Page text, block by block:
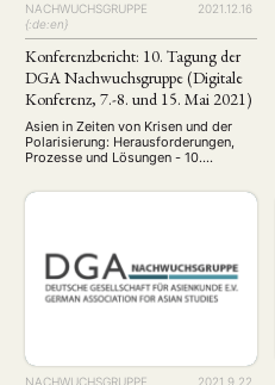
NACHWUCHSGRUPPE
2021.12.16
{:de:en}
Konferenzbericht: 10. Tagung der
DGA Nachwuchsgruppe (Digitale
Konferenz, 7.-8. und 15. Mai 2021)
Asien in Zeiten von Krisen und der
Polarisierung: Herausforderungen,
Prozesse und Lösungen - 10.
Asienkunde (DGA) Bericht von Jan
Ausgabe 158/159, Januar/April 2021
der Zeitschrift ASIEN erschienen)
Aufgrund der Covid-Maßnahmen
fand die alle zwei Jahre organisierte,
NACHWUCHSGRUPPE 2021.9.22